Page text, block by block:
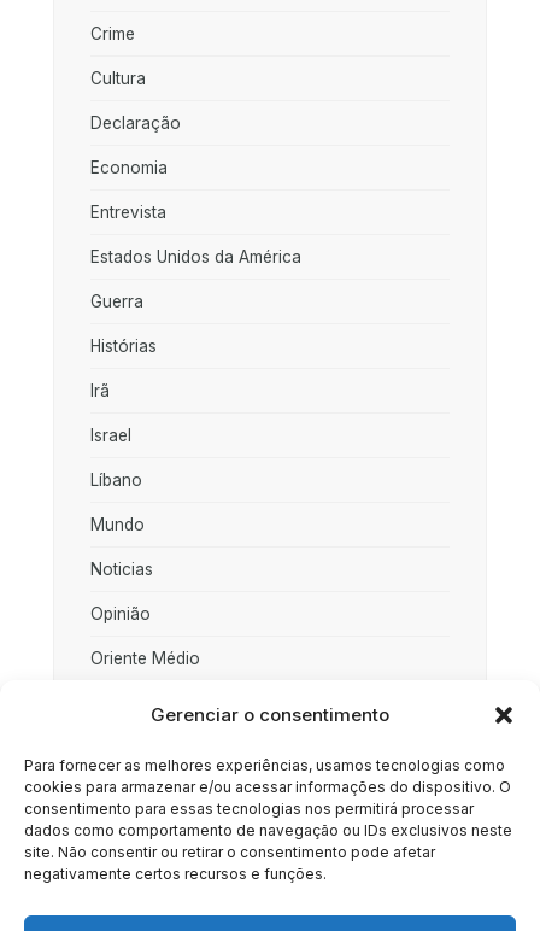
Gerenciar o consentimento
Para fornecer as melhores experiências, usamos tecnologias como
cookies para armazenar e/ou acessar informações do dispositivo. O
consentimento para essas tecnologias nos permitirá processar
dados como comportamento de navegação ou IDs exclusivos neste
site. Não consentir ou retirar o consentimento pode afetar
negativamente certos recursos e funções.
Crime
Cultura
Declaração
Economia
Entrevista
Estados Unidos da América
Guerra
Histórias
Irã
Israel
Líbano
Mundo
Noticias
Opinião
Oriente Médio
Rússia
Sociedade
Uncategorized